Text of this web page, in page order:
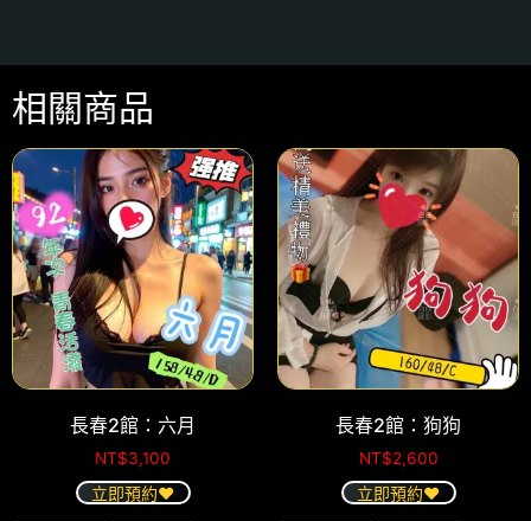
相關商品
長春2館：六月
NT$3,100
立即預約❤️
長春2館：狗狗
NT$2,600
立即預約❤️